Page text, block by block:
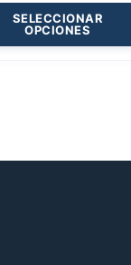
SELECCIONAR
OPCIONES